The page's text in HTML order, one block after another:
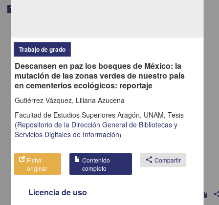
Trabajo de grado
El incidente de suspensión en materia administrativa
Campos Jiménez, Roberto
2013
Trabajo de grado
Descansen en paz los bosques de México: la
mutación de las zonas verdes de nuestro país
en cementerios ecológicos: reportaje
Gutiérrez Vázquez, Liliana Azucena
Facultad de Estudios Superiores Aragón, UNAM, Tesis
(Repositorio de la Dirección General de Bibliotecas y
Servicios Digitales de Información)
Ficha
original
Contenido
completo
share Compartir
Licencia de uso